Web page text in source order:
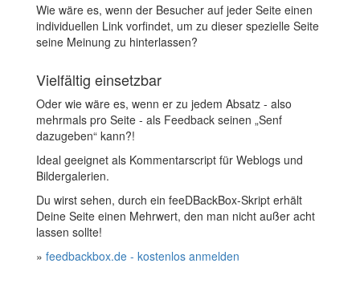
Wie wäre es, wenn der Besucher auf jeder Seite einen
individuellen Link vorfindet, um zu dieser spezielle Seite
seine Meinung zu hinterlassen?
Vielfältig einsetzbar
Oder wie wäre es, wenn er zu jedem Absatz - also
mehrmals pro Seite - als Feedback seinen „Senf
dazugeben“ kann?!
Ideal geeignet als Kommentarscript für Weblogs und
Bildergalerien.
Du wirst sehen, durch ein feeDBackBox-Skript erhält
Deine Seite einen Mehrwert, den man nicht außer acht
lassen sollte!
» feedbackbox.de - kostenlos anmelden